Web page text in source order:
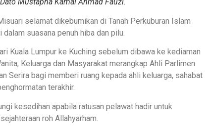
selamat dikebumikan di Tanah Perkuburan Islam
suasana penuh hiba dan pilu.
Kuala Lumpur ke Kuching sebelum dibawa ke kediaman
Keluarga dan Masyarakat merangkap Ahli Parlimen
Serira bagi memberi ruang kepada ahli keluarga, sahabat
terakhir.
kesedihan apabila ratusan pelawat hadir untuk
roh Allahyarham.